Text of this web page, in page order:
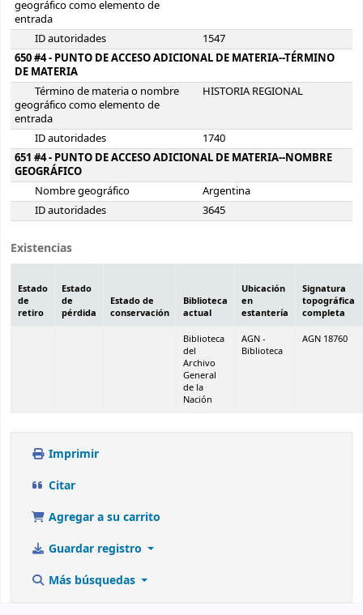
geográfico como elemento de
entrada
ID autoridades
1547
650 #4 - PUNTO DE ACCESO ADICIONAL DE MATERIA--TÉRMINO
DE MATERIA
Término de materia o nombre
geográfico como elemento de
entrada
HISTORIA REGIONAL
ID autoridades
1740
651 #4 - PUNTO DE ACCESO ADICIONAL DE MATERIA--NOMBRE
GEOGRÁFICO
Nombre geográfico
Argentina
ID autoridades
3645
Existencias
Estado
de
retiro
Estado
de
pérdida
Estado de
conservación
Biblioteca
actual
Ubicación
en
estantería
Signatura
topográfica
completa
Biblioteca
del
Archivo
General
de la
Nación
AGN -
Biblioteca
AGN 18760
Imprimir
Citar
Agregar a su carrito
Guardar registro
Más búsquedas